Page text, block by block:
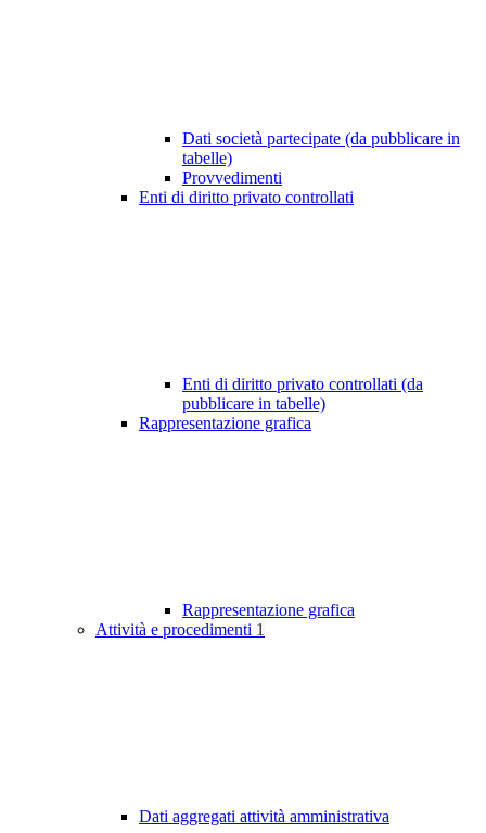
Dati società partecipate (da pubblicare in
tabelle)
Provvedimenti
Enti di diritto privato controllati
Enti di diritto privato controllati (da
pubblicare in tabelle)
Rappresentazione grafica
Rappresentazione grafica
Attività e procedimenti 1
Dati aggregati attività amministrativa